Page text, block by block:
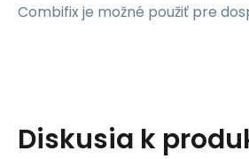
Combifix je možné použiť pre
Diskusia k